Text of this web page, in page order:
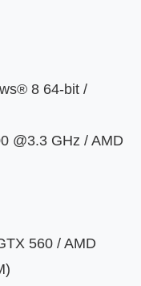
8 64-bit /
@3.3 GHz / AMD
560 / AMD